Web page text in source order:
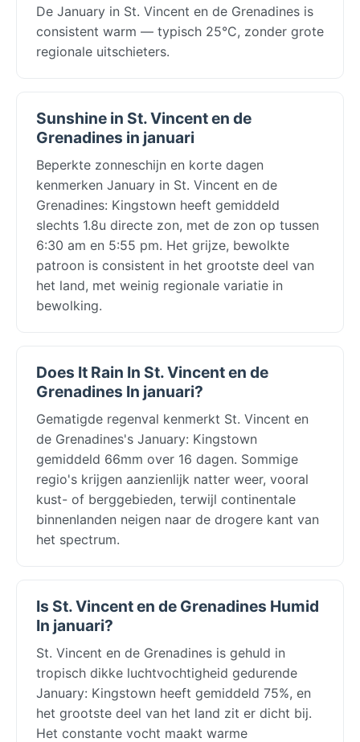
De January in St. Vincent en de Grenadines is
consistent warm — typisch 25°C, zonder grote
regionale uitschieters.
Sunshine in St. Vincent en de
Grenadines in januari
Beperkte zonneschijn en korte dagen
kenmerken January in St. Vincent en de
Grenadines: Kingstown heeft gemiddeld
slechts 1.8u directe zon, met de zon op tussen
6:30 am en 5:55 pm. Het grijze, bewolkte
patroon is consistent in het grootste deel van
het land, met weinig regionale variatie in
bewolking.
Does It Rain In St. Vincent en de
Grenadines In januari?
Gematigde regenval kenmerkt St. Vincent en
de Grenadines's January: Kingstown
gemiddeld 66mm over 16 dagen. Sommige
regio's krijgen aanzienlijk natter weer, vooral
kust- of berggebieden, terwijl continentale
binnenlanden neigen naar de drogere kant van
het spectrum.
Is St. Vincent en de Grenadines Humid
In januari?
St. Vincent en de Grenadines is gehuld in
tropisch dikke luchtvochtigheid gedurende
January: Kingstown heeft gemiddeld 75%, en
het grootste deel van het land zit er dicht bij.
Het constante vocht maakt warme